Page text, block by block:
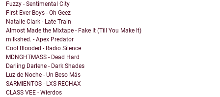
Fuzzy - Sentimental City
First Ever Boys - Oh Geez
Natalie Clark - Late Train
Almost Made the Mixtape - Fake It (Till You Make It)
milkshed. - Apex Predator
Cool Blooded - Radio Silence
MDNGHTMASS - Dead Hard
Darling Darlene - Dark Shades
Luz de Noche - Un Beso Más
SARMIENTOS - LXS RECHAX
CLASS VEE - Wierdos